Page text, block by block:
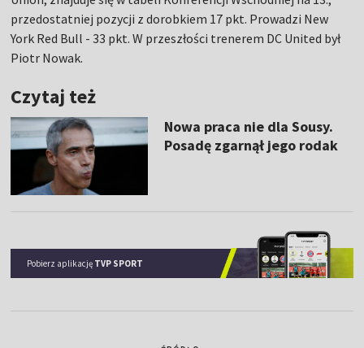
przedostatniej pozycji z dorobkiem 17 pkt. Prowadzi New
York Red Bull - 33 pkt. W przeszłości trenerem DC United był
Piotr Nowak.
Czytaj też
Nowa praca nie dla Sousy.
Posadę zgarnął jego rodak
Pobierz aplikację TVP SPORT